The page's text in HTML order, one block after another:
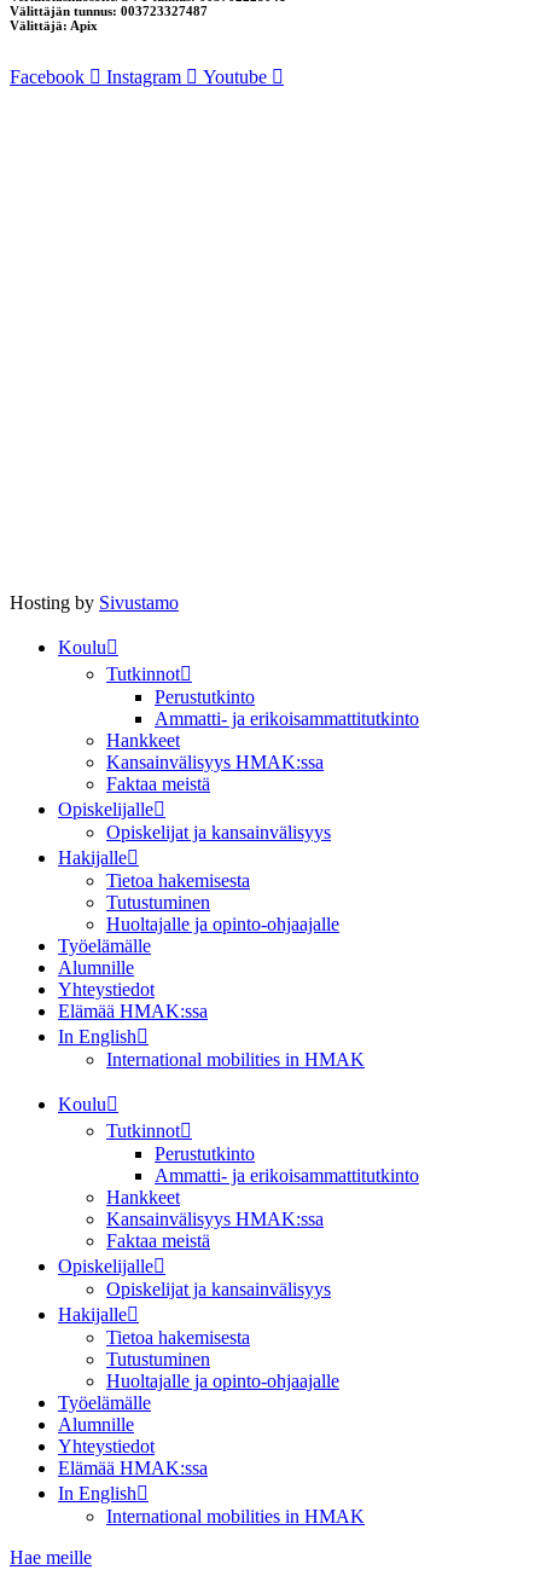
Välittäjän tunnus: 003723327487
Välittäjä: Apix
Facebook Instagram Youtube
Hosting by Sivustamo
Koulu
Tutkinnot
Perustutkinto
Ammatti- ja erikoisammattitutkinto
Hankkeet
Kansainvälisyys HMAK:ssa
Faktaa meistä
Opiskelijalle
Opiskelijat ja kansainvälisyys
Hakijalle
Tietoa hakemisesta
Tutustuminen
Huoltajalle ja opinto-ohjaajalle
Työelämälle
Alumnille
Yhteystiedot
Elämää HMAK:ssa
In English
International mobilities in HMAK
Koulu
Tutkinnot
Perustutkinto
Ammatti- ja erikoisammattitutkinto
Hankkeet
Kansainvälisyys HMAK:ssa
Faktaa meistä
Opiskelijalle
Opiskelijat ja kansainvälisyys
Hakijalle
Tietoa hakemisesta
Tutustuminen
Huoltajalle ja opinto-ohjaajalle
Työelämälle
Alumnille
Yhteystiedot
Elämää HMAK:ssa
In English
International mobilities in HMAK
Hae meille